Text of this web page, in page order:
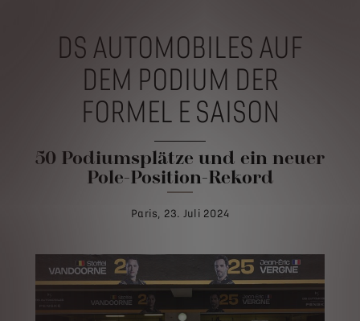
DS AUTOMOBILES AUF
DEM PODIUM DER
FORMEL E SAISON
50 Podiumsplätze und ein neuer
Pole-Position-Rekord
Paris, 23. Juli 2024